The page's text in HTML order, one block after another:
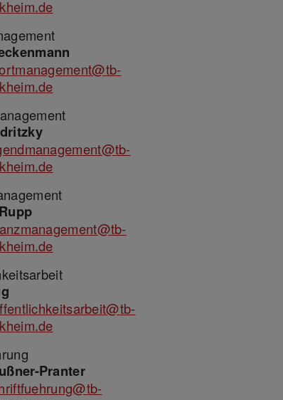
tb-
tb-
tb-
tb-
Pranter
tb-